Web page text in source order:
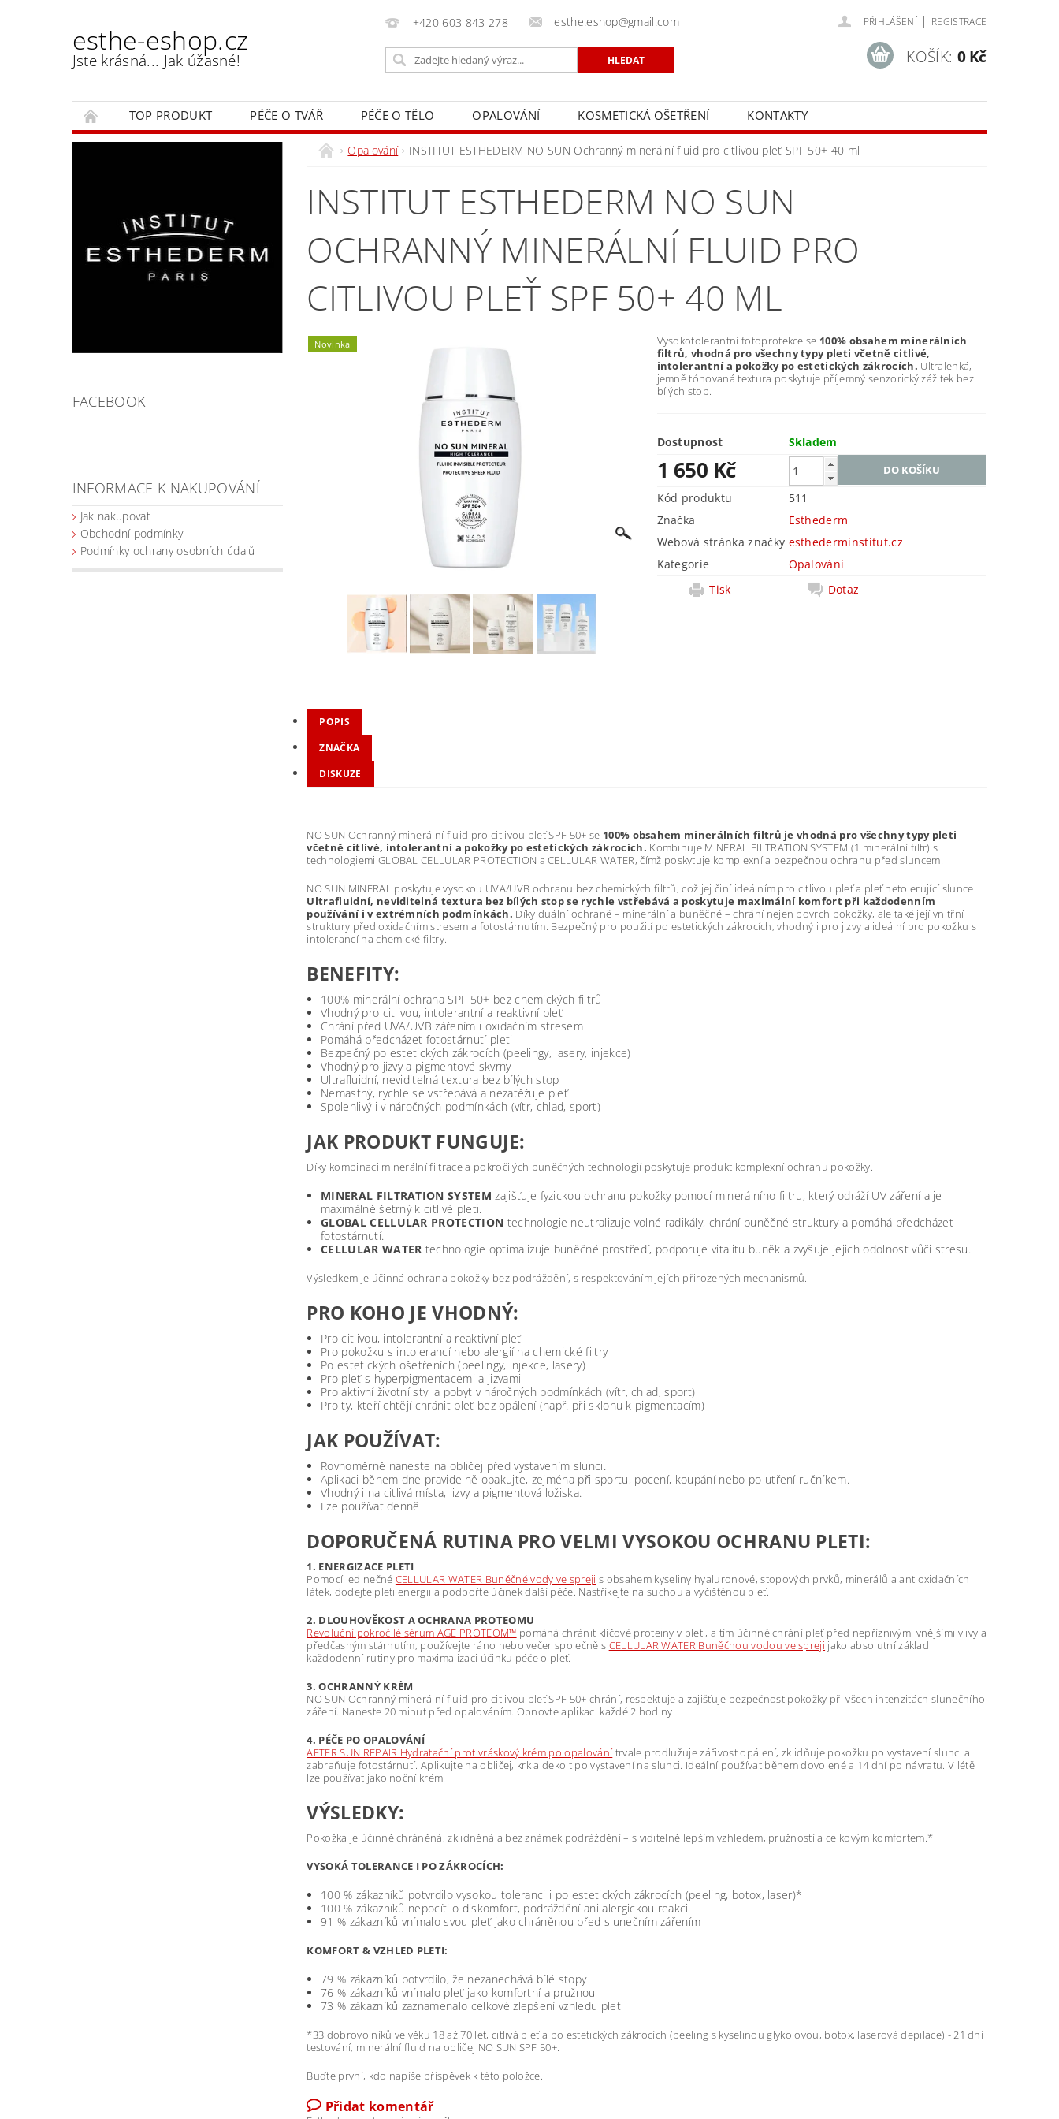
esthe-eshop.cz
Jste krásná... Jak úžasné!
+420 603 843 278 esthe.eshop@gmail.com PŘIHLÁŠENÍ | REGISTRACE
KOŠÍK: 0 Kč
TOP PRODUKT PÉČE O TVÁŘ PÉČE O TĚLO OPALOVÁNÍ KOSMETICKÁ OŠETŘENÍ KONTAKTY
FACEBOOK
INFORMACE K NAKUPOVÁNÍ
Jak nakupovat
Obchodní podmínky
Podmínky ochrany osobních údajů
Opalování INSTITUT ESTHEDERM NO SUN Ochranný minerální fluid pro citlivou pleť SPF 50+ 40 ml
INSTITUT ESTHEDERM NO SUN
OCHRANNÝ MINERÁLNÍ FLUID PRO
CITLIVOU PLEŤ SPF 50+ 40 ML
Novinka Vysokotolerantní fotoprotekce se 100% obsahem minerálních
filtrů, vhodná pro všechny typy pleti včetně citlivé,
intolerantní a pokožky po estetických zákrocích. Ultralehká,
jemně tónovaná textura poskytuje příjemný senzorický zážitek bez
bílých stop.
Dostupnost Skladem
1 650 Kč
Kód produktu
511
Značka
Esthederm
Webová stránka značky esthederminstitut.cz
Kategorie
Opalování
Tisk
Dotaz
POPIS
ZNAČKA
DISKUZE
NO SUN Ochranný minerální fluid pro citlivou pleť SPF 50+ se 100% obsahem minerálních filtrů je vhodná pro všechny typy pleti
včetně citlivé, intolerantní a pokožky po estetických zákrocích. Kombinuje MINERAL FILTRATION SYSTEM (1 minerální filtr) s
technologiemi GLOBAL CELLULAR PROTECTION a CELLULAR WATER, čímž poskytuje komplexní a bezpečnou ochranu před sluncem.
NO SUN MINERAL poskytuje vysokou UVA/UVB ochranu bez chemických filtrů, což jej činí ideálním pro citlivou pleť a pleť netolerující slunce.
Ultrafluidní, neviditelná textura bez bílých stop se rychle vstřebává a poskytuje maximální komfort při každodenním
používání i v extrémních podmínkách. Díky duální ochraně – minerální a buněčné – chrání nejen povrch pokožky, ale také její vnitřní
struktury před oxidačním stresem a fotostárnutím. Bezpečný pro použití po estetických zákrocích, vhodný i pro jizvy a ideální pro pokožku s
intolerancí na chemické filtry.
BENEFITY:
100% minerální ochrana SPF 50+ bez chemických filtrů
Vhodný pro citlivou, intolerantní a reaktivní pleť
Chrání před UVA/UVB zářením i oxidačním stresem
Pomáhá předcházet fotostárnutí pleti
Bezpečný po estetických zákrocích (peelingy, lasery, injekce)
Vhodný pro jizvy a pigmentové skvrny
Ultrafluidní, neviditelná textura bez bílých stop
Nemastný, rychle se vstřebává a nezatěžuje pleť
Spolehlivý i v náročných podmínkách (vítr, chlad, sport)
JAK PRODUKT FUNGUJE:
Díky kombinaci minerální filtrace a pokročilých buněčných technologií poskytuje produkt komplexní ochranu pokožky.
MINERAL FILTRATION SYSTEM zajišťuje fyzickou ochranu pokožky pomocí minerálního filtru, který odráží UV záření a je
maximálně šetrný k citlivé pleti.
GLOBAL CELLULAR PROTECTION technologie neutralizuje volné radikály, chrání buněčné struktury a pomáhá předcházet
fotostárnutí.
CELLULAR WATER technologie optimalizuje buněčné prostředí, podporuje vitalitu buněk a zvyšuje jejich odolnost vůči stresu.
Výsledkem je účinná ochrana pokožky bez podráždění, s respektováním jejích přirozených mechanismů.
PRO KOHO JE VHODNÝ:
Pro citlivou, intolerantní a reaktivní pleť
Pro pokožku s intolerancí nebo alergií na chemické filtry
Po estetických ošetřeních (peelingy, injekce, lasery)
Pro pleť s hyperpigmentacemi a jizvami
Pro aktivní životní styl a pobyt v náročných podmínkách (vítr, chlad, sport)
Pro ty, kteří chtějí chránit pleť bez opálení (např. při sklonu k pigmentacím)
JAK POUŽÍVAT:
Rovnoměrně naneste na obličej před vystavením slunci.
Aplikaci během dne pravidelně opakujte, zejména při sportu, pocení, koupání nebo po utření ručníkem.
Vhodný i na citlivá místa, jizvy a pigmentová ložiska.
Lze používat denně
DOPORUČENÁ RUTINA PRO VELMI VYSOKOU OCHRANU PLETI:
1. ENERGIZACE PLETI
Pomocí jedinečné CELLULAR WATER Buněčné vody ve spreji s obsahem kyseliny hyaluronové, stopových prvků, minerálů a antioxidačních
látek, dodejte pleti energii a podpořte účinek další péče. Nastříkejte na suchou a vyčištěnou pleť.
2. DLOUHOVĚKOST A OCHRANA PROTEOMU
Revoluční pokročilé sérum AGE PROTEOM™ pomáhá chránit klíčové proteiny v pleti, a tím účinně chrání pleť před nepříznivými vnějšími vlivy a
předčasným stárnutím, používejte ráno nebo večer společně s CELLULAR WATER Buněčnou vodou ve spreji jako absolutní základ
každodenní rutiny pro maximalizaci účinku péče o pleť.
3. OCHRANNÝ KRÉM
NO SUN Ochranný minerální fluid pro citlivou pleť SPF 50+ chrání, respektuje a zajišťuje bezpečnost pokožky při všech intenzitách slunečního
záření. Naneste 20 minut před opalováním. Obnovte aplikaci každé 2 hodiny.
4. PÉČE PO OPALOVÁNÍ
AFTER SUN REPAIR Hydratační protivráskový krém po opalování trvale prodlužuje zářivost opálení, zklidňuje pokožku po vystavení slunci a
zabraňuje fotostárnutí. Aplikujte na obličej, krk a dekolt po vystavení na slunci. Ideální používat během dovolené a 14 dní po návratu. V létě
lze používat jako noční krém.
VÝSLEDKY:
Pokožka je účinně chráněná, zklidněná a bez známek podráždění – s viditelně lepším vzhledem, pružností a celkovým komfortem.*
VYSOKÁ TOLERANCE I PO ZÁKROCÍCH:
100 % zákazníků potvrdilo vysokou toleranci i po estetických zákrocích (peeling, botox, laser)*
100 % zákazníků nepocítilo diskomfort, podráždění ani alergickou reakci
91 % zákazníků vnímalo svou pleť jako chráněnou před slunečním zářením
KOMFORT & VZHLED PLETI:
79 % zákazníků potvrdilo, že nezanechává bílé stopy
76 % zákazníků vnímalo pleť jako komfortní a pružnou
73 % zákazníků zaznamenalo celkové zlepšení vzhledu pleti
*33 dobrovolníků ve věku 18 až 70 let, citlivá pleť a po estetických zákrocích (peeling s kyselinou glykolovou, botox, laserová depilace) - 21 dní
testování, minerální fluid na obličej NO SUN SPF 50+.
Buďte první, kdo napíše příspěvek k této položce.
Přidat komentář